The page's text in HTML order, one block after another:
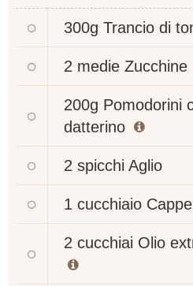
300g Trancio di
2 medie Zucchine
200g Pomodorini
datterino
2 spicchi Aglio
1 cucchiaio
2 cucchiai Olio